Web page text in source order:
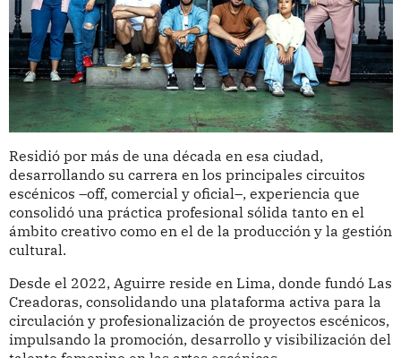
Residió por más de una década en esa ciudad,
desarrollando su carrera en los principales circuitos
escénicos –off, comercial y oficial–, experiencia que
consolidó una práctica profesional sólida tanto en el
ámbito creativo como en el de la producción y la gestión
cultural.
Desde el 2022, Aguirre reside en Lima, donde fundó Las
Creadoras, consolidando una plataforma activa para la
circulación y profesionalización de proyectos escénicos,
impulsando la promoción, desarrollo y visibilización del